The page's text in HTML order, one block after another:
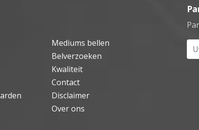
Mediums bellen
Belverzoeken
Kwaliteit
Contact
Disclaimer
Over ons